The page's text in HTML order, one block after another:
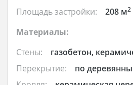
Площадь застройки:
208 м2
Материалы:
Стены:
газобетон,
Перекрытие:
по